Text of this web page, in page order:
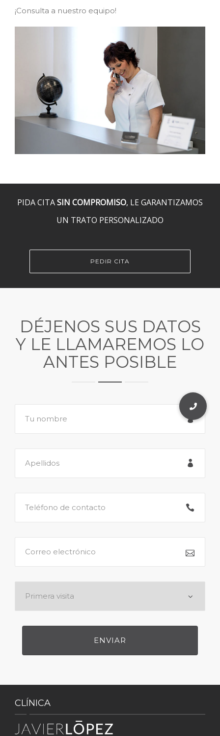
¡Consulta a nuestro equipo!
PIDA CITASIN COMPROMISO, LE GARANTIZAMOS
UN TRATO PERSONALIZADO
PEDIR CITA
DÉJENOS SUS DATOS
Y LE LLAMAREMOS LO
ANTES POSIBLE
CLÍNICA